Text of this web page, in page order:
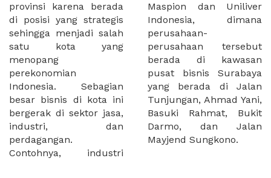
provinsi karena berada
di posisi yang strategis
sehingga menjadi salah
satu kota yang
menopang
perekonomian
Indonesia. Sebagian
besar bisnis di kota ini
bergerak di sektor jasa,
industri, dan
perdagangan.
Contohnya, industri
Maspion dan Uniliver
Indonesia, dimana
perusahaan-
perusahaan tersebut
berada di kawasan
pusat bisnis Surabaya
yang berada di Jalan
Tunjungan, Ahmad Yani,
Basuki Rahmat, Bukit
Darmo, dan Jalan
Mayjend Sungkono.